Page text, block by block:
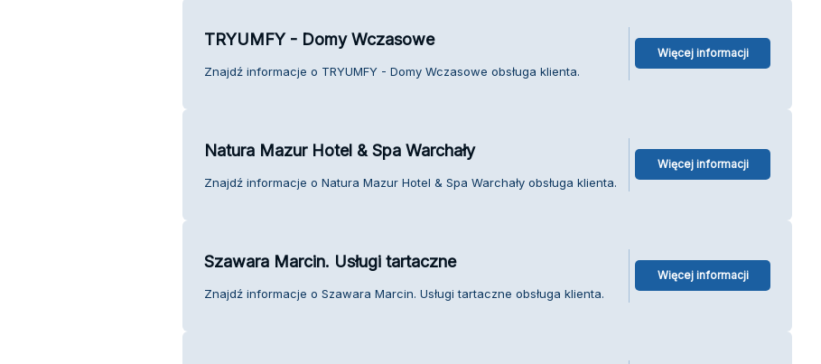
TRYUMFY - Domy Wczasowe
Znajdź informacje o TRYUMFY - Domy Wczasowe obsługa klienta.
Więcej informacji
Natura Mazur Hotel & Spa Warchały
Znajdź informacje o Natura Mazur Hotel & Spa Warchały obsługa klienta.
Więcej informacji
Szawara Marcin. Usługi tartaczne
Znajdź informacje o Szawara Marcin. Usługi tartaczne obsługa klienta.
Więcej informacji